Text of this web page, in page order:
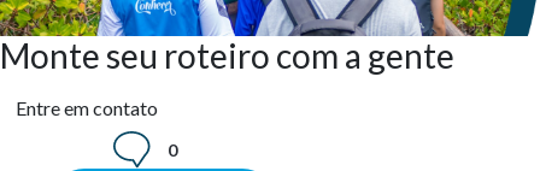
Monte seu roteiro com a gente
Entre em contato
0